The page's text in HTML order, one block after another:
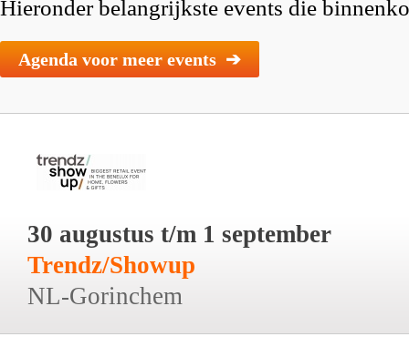
Hieronder belangrijkste events die
Agenda voor meer events ➔
30 augustus t/m 1 september
Trendz/Showup
NL-Gorinchem